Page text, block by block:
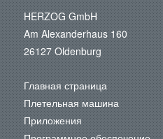
HERZOG GmbH
Am Alexanderhaus 160
26127 Oldenburg
Главная страница
Плетельная машина
Приложения